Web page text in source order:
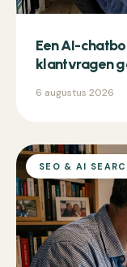
Een AI-
klantvragen
6 augustus 2026
SEO & AI